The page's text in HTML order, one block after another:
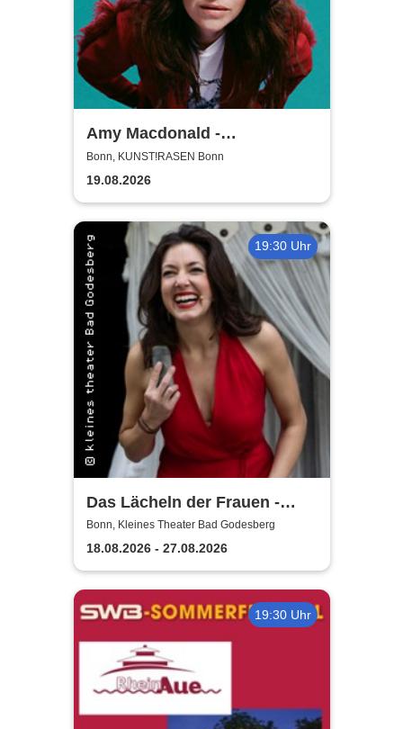
Amy Macdonald -
Sommershows 2026
Bonn, KUNST!RASEN Bonn
19.08.2026
19:30 Uhr
Das Lächeln der Frauen -
kleines theater Bad
Godesberg
Bonn, Kleines Theater Bad Godesberg
18.08.2026 - 27.08.2026
19:30 Uhr